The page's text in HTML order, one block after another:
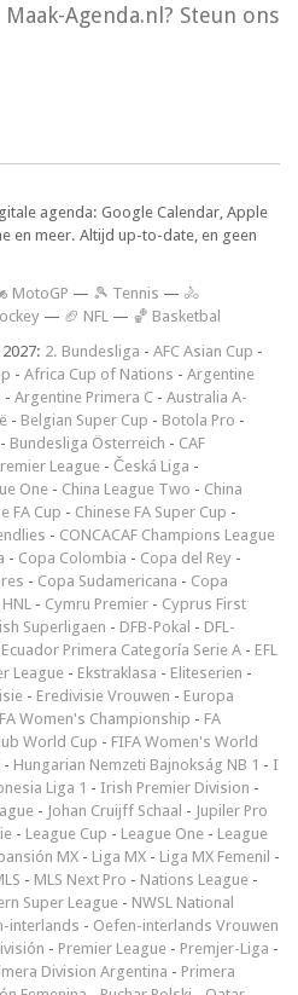
Agenda.nl? Steun ons
agenda: Google Calendar, Apple
en meer. Altijd up-to-date, en geen
MotoGP — 🎾 Tennis — 🚴
— 🏈 NFL — 🏀 Basketbal
2. Bundesliga - AFC Asian Cup -
- Africa Cup of Nations - Argentine
- Argentine Primera C - Australia A-
- Belgian Super Cup - Botola Pro -
- Bundesliga Österreich - CAF
League - Česká Liga -
One - China League Two - China
FA Cup - Chinese FA Super Cup -
- CONCACAF Champions League
- Copa Colombia - Copa del Rey -
- Copa Sudamericana - Copa
- Cymru Premier - Cyprus First
Superligaen - DFB-Pokal - DFL-
Ecuador Primera Categoría Serie A - EFL
League - Ekstraklasa - Eliteserien -
- Eredivisie Vrouwen - Europa
FA Women's Championship - FA
World Cup - FIFA Women's World
- Hungarian Nemzeti Bajnokság NB 1 - I
Liga 1 - Irish Premier Division -
- Johan Cruijff Schaal - Jupiler Pro
- League Cup - League One - League
MX - Liga MX - Liga MX Femenil -
- MLS Next Pro - Nations League -
Super League - NWSL National
interlands - Oefen-interlands Vrouwen
- Premier League - Premjer-Liga -
Division Argentina - Primera